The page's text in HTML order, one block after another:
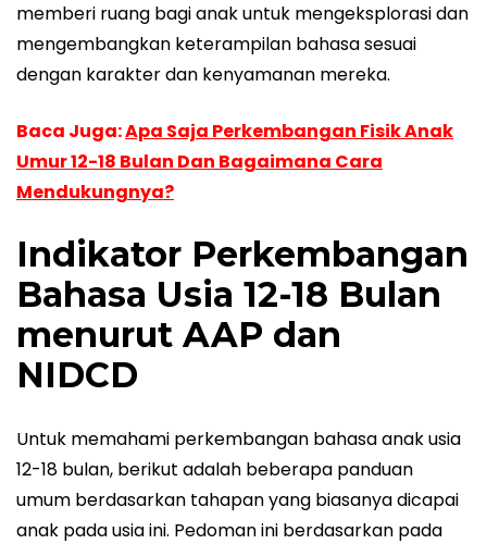
memberi ruang bagi anak untuk mengeksplorasi dan
mengembangkan keterampilan bahasa sesuai
dengan karakter dan kenyamanan mereka.
Baca Juga:Apa Saja Perkembangan Fisik Anak
Umur 12-18 Bulan Dan Bagaimana Cara
Mendukungnya?
Indikator Perkembangan
Bahasa Usia 12-18 Bulan
menurut AAP dan
NIDCD
Untuk memahami perkembangan bahasa anak usia
12-18 bulan, berikut adalah beberapa panduan
umum berdasarkan tahapan yang biasanya dicapai
anak pada usia ini. Pedoman ini berdasarkan pada